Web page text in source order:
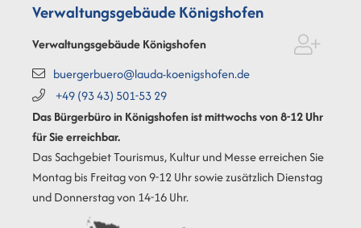
Verwaltungsgebäude Königshofen
Verwaltungsgebäude Königshofen
buergerbuero@lauda-koenigshofen.de
+49 (9343) 501-5329
Das Bürgerbüro in Königshofen ist mittwochs von 8-12 Uhr
für Sie erreichbar.
Das Sachgebiet Tourismus, Kultur und Messe erreichen Sie
Montag bis Freitag von 9-12 Uhr sowie zusätzlich Dienstag
und Donnerstag von 14-16 Uhr.